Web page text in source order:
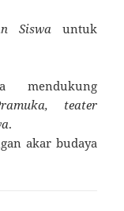
Siswauntuk
mendukung
teater
.
akar budaya